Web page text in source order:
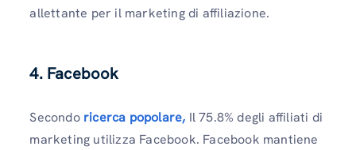
allettante per il marketing di affiliazione.
4. Facebook
Secondo ricerca popolare, Il 75.8% degli affiliati di
marketing utilizza Facebook. Facebook mantiene